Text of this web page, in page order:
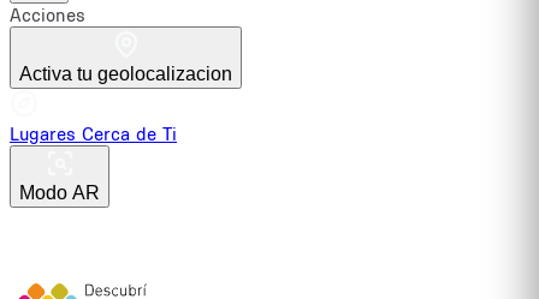
Acciones
Activa tu geolocalizacion
Lugares Cerca de Ti
Modo AR